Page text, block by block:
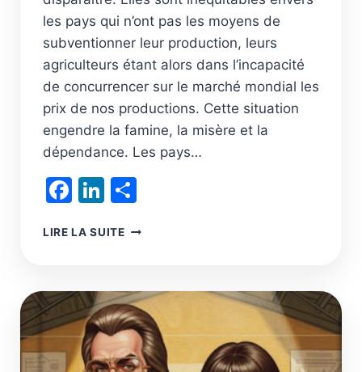
les pays qui n’ont pas les moyens de
subventionner leur production, leurs
agriculteurs étant alors dans l’incapacité
de concurrencer sur le marché mondial les
prix de nos productions. Cette situation
engendre la famine, la misère et la
dépendance. Les pays…
Facebook
LinkedIn
LIRE LA SUITESOUTENIR
FAVORISER
LE
DÉVELOPPEMENT
DE
L’AGROBIOLOGIE